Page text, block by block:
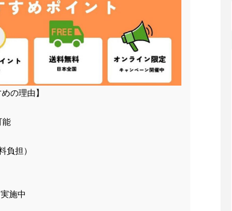
の理由】
能
負担）
施中